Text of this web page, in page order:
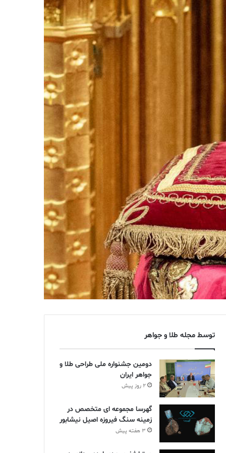
توسط مجله طلا و جواهر
دومین جشنواره ملی طراحی طلا و
جواهر ایران
2 روز پیش
گهرسا مجموعه ای متخصص در
زمینه سنگ فیروزه اصیل نیشابور
3 هفته پیش